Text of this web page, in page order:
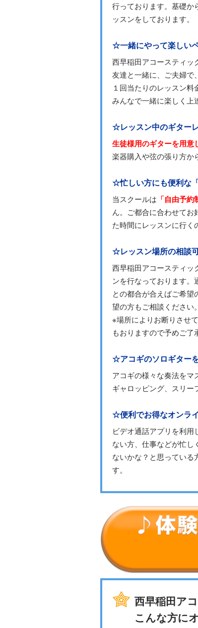
行っております。基礎か
ッスンをしております。
☆一緒にやって楽しい
西早稲田アコースティッ
友達と一緒に、ご夫婦で
１回当たりのレッスン料
みんなで一緒に楽しく上
☆レッスン中のギター
生徒様用のギターを用意
楽器購入や弦の張り方か
☆忙しい方にも便利な
当スクールは 「自由予約
ん。ご都合に合わせてお
た時間にレッスンに行く
☆レッスン場所の相談
西早稲田アコースティッ
ンを行なっております
との都合が合えばご希望
望の方もご相談ください。
※場所によりお断りさせ
もおりますので予めご了
☆アコギのソロギター
アコギの様々な奏法をマ
ギャロッピング、スリー
☆便利でお得なオンラ
ビデオ通話アプリを利
ない方、仕事などが忙
ないかな？と思っている
す。
西早稲田ア
こんな方に